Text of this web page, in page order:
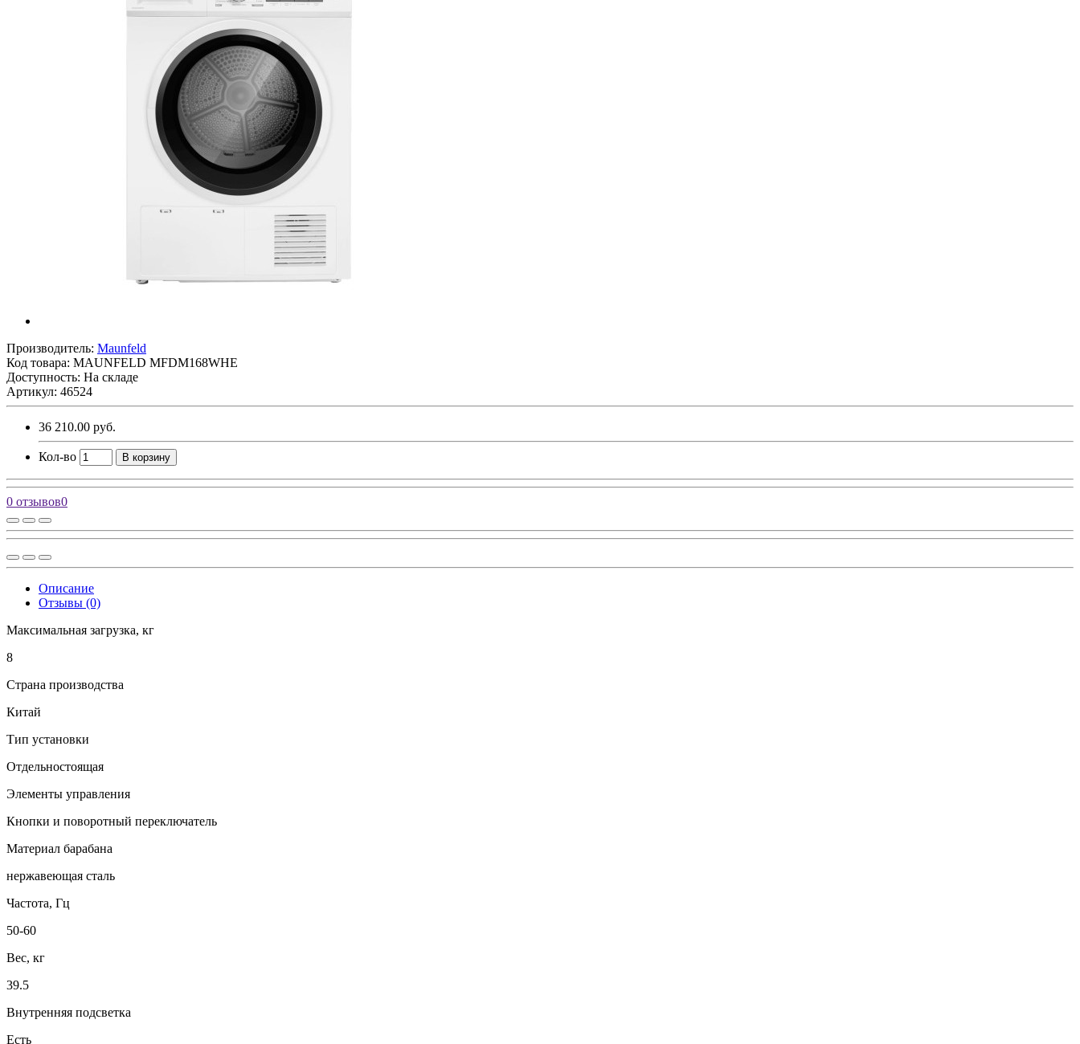
Производитель: Maunfeld
Код товара: MAUNFELD MFDM168WHE
Доступность: На складе
Артикул: 46524
36 210.00 руб.
Кол-во В корзину
0 отзывов0
Описание
Отзывы (0)
Максимальная загрузка, кг
8
Страна производства
Китай
Тип установки
Отдельностоящая
Элементы управления
Кнопки и поворотный переключатель
Материал барабана
нержавеющая сталь
Частота, Гц
50-60
Вес, кг
39.5
Внутренняя подсветка
Есть